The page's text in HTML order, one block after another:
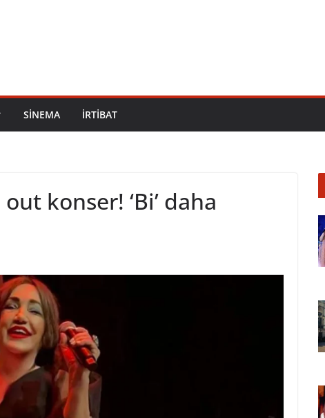
SİNEMA İRTİBAT
konser! ‘Bi’ daha